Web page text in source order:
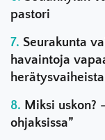
pastori
Seurakunta
havaintoja
Miksi uskon?
ohjaksissa”